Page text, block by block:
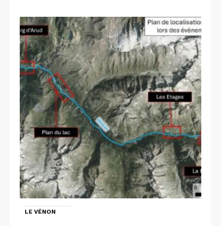
LE VÉNON